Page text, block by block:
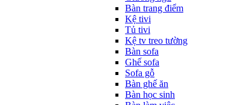
Bàn trang điểm
Kệ tivi
Tủ tivi
Kệ tv treo tường
Bàn sofa
Ghế sofa
Sofa gỗ
Bàn ghế ăn
Bàn học sinh